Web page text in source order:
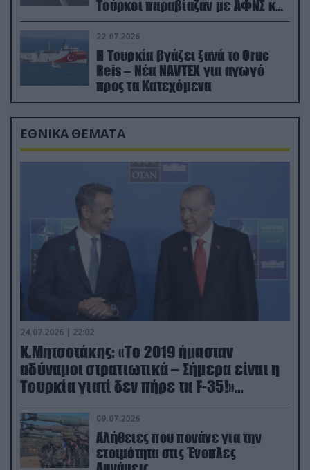
Τούρκοι παραβίαζαν με ΑΦΝΣ και
drone
22.07.2026
Η Τουρκία βγάζει ξανά το Oruc
Reis – Νέα NAVTEX για αγωγό
προς τα Κατεχόμενα
ΕΘΝΙΚΑ ΘΕΜΑΤΑ
24.07.2026 | 22:02
Κ.Μητσοτάκης: «Το 2019 ήμασταν
αδύναμοι στρατιωτικά – Σήμερα είναι η
Τουρκία γιατί δεν πήρε τα F-35!»
(βίντεο)
09.07.2026
Αλήθειες που πονάνε για την
ετοιμότητα στις Ένοπλες